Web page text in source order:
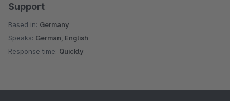
Support
Based in: Germany
Speaks: German, English
Response time: Quickly